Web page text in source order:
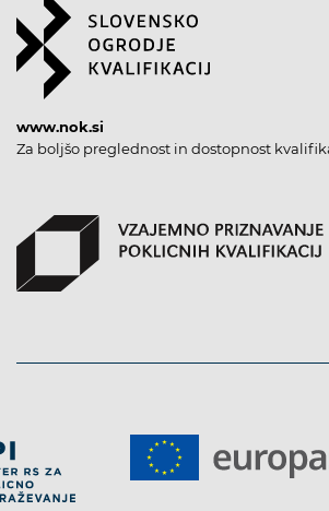
www.nok.si
Za boljšo preglednost in dostopnost